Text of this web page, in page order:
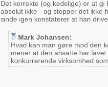
Det korrekte (og kedelige) er at
absolut ikke - og stopper det ikke
sinde igen konstaterer at han
Mark Johansen:
Hvad kan man gøre mod den
mener at den ansatte har
konkurrerende virksomhed